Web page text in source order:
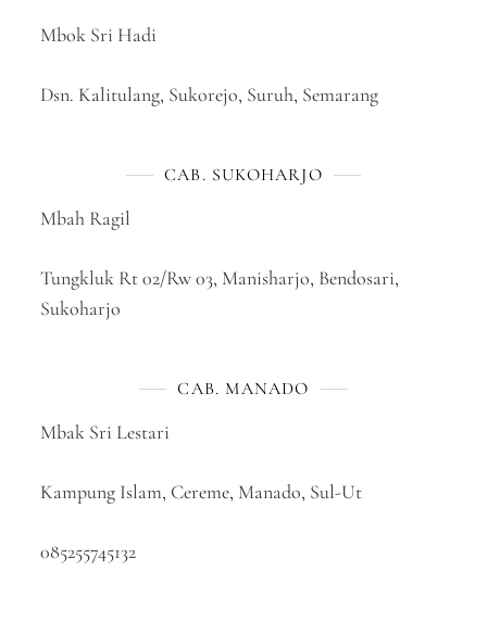
Mbok Sri Hadi
Dsn. Kalitulang, Sukorejo, Suruh, Semarang
CAB. SUKOHARJO
Mbah Ragil
Tungkluk Rt 02/Rw 03, Manisharjo, Bendosari,
Sukoharjo
CAB. MANADO
Mbak Sri Lestari
Kampung Islam, Cereme, Manado, Sul-Ut
085255745132